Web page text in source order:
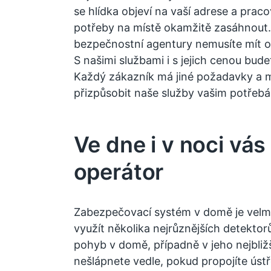
se hlídka objeví na vaší adrese a
potřeby na místě okamžitě
bezpečnostní agenturynemusíte mít
S našimi službami i s jejich cenou
Každý zákazník má jiné požadavky a
přizpůsobit naše služby vašim
Ve dne i v noci
operátor
Zabezpečovací systém v domě je
využít několika nejrůznějších
pohyb v domě, případně v jeho
nešlápnete vedle, pokud propojíte